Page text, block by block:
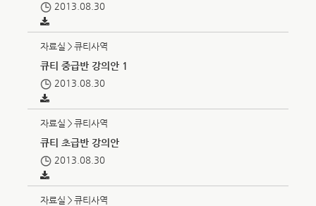
2013.08.30
자료실＞큐티사역
큐티 중급반 강의안 1
2013.08.30
자료실＞큐티사역
큐티 초급반 강의안
2013.08.30
자료실＞큐티사역